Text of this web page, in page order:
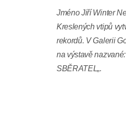
Jméno Jiří Winter
Kreslených vtipů
rekordů. V Galerii
na výstavě
SBĚRATEL„.